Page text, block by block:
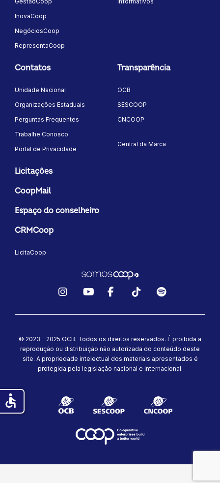
InovaCoop
NegóciosCoop
RepresentaCoop
Contatos
Unidade Nacional
Organizações Estaduais
Perguntas Frequentes
Trabalhe Conosco
Portal de Privacidade
Transparência
OCB
SESCOOP
CNCOOP
Central da Marca
Licitações
CoopMail
Espaço do conselheiro
CRMCoop
LicitaCoop
© 2023 - 2025 OCB. Todos os direitos reservados. É proibida a
reprodução ou distribuição não autorizada do conteúdo deste
site. A propriedade intelectual dos materiais apresentados é
protegida pela legislação nacional e internacional.
accessible